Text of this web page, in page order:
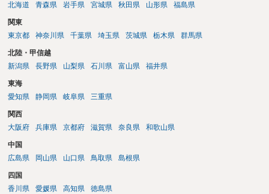
北海道
青森県 岩手県 宮城県 秋田県 山形県 福島県
関東
東京都
神奈川県 千葉県 埼玉県 茨城県 栃木県 群馬県
北陸・甲信越
新潟県
長野県 山梨県 石川県 富山県 福井県
東海
愛知県
静岡県 岐阜県 三重県
関西
大阪府
兵庫県 京都府 滋賀県 奈良県 和歌山県
中国
広島県
岡山県 山口県 鳥取県 島根県
四国
香川県
愛媛県 高知県 徳島県